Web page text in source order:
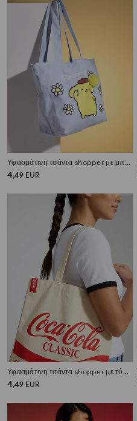
Υφασμάτινη τσάντα shopper με μπρελόκ και στάμπα PomPomPurin
4,49 EUR
Υφασμάτινη τσάντα shopper με τύπωμα Coca Cola
4,49 EUR